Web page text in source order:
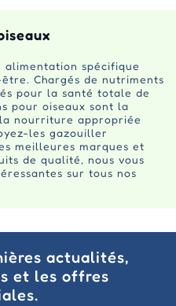
alimentation spécifique
Chargés de nutriments
pour la santé totale de
pour oiseaux sont la
nourriture appropriée
les gazouiller
meilleures marques et
de qualité, nous vous
sur tous nos
actualités,
et les offres